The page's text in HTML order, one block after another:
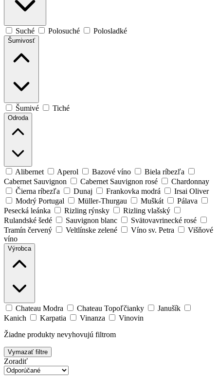
Suché Polosuché Polosladké
Šumivosť
Šumivé Tiché
Odroda
Alibernet Aperol Bazové víno
Biela ríbezľa
Cabernet Sauvignon
Cabernet Sauvignon rosé
Chardonnay
Čierna ríbezľa
Dunaj Frankovka modrá
Irsai Oliver
Modrý Portugal
Müller-Thurgau Muškát
Pálava
Pesecká leánka
Rizling rýnsky
Rizling vlašský
Rulandské šedé
Sauvignon blanc
Svätovavrinecké rosé
Tramín červený
Veltlínske zelené Víno sv. Petra
Višňové
víno
Výrobca
Chateau Modra Chateau Topoľčianky
Janušík
Kanich
Karpatia Vinanza
Vinovin
Žiadne produkty nevyhovujú filtrom
Vymazať filtre
Zoradiť